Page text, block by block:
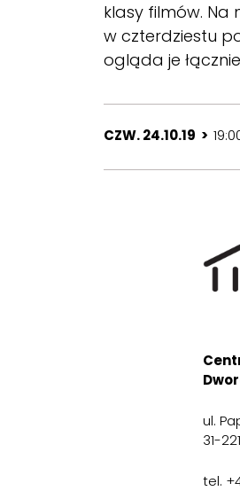
klasy filmów.
w czterdziestu
ogląda je
CZW. 24.10.19 >
ul.
31-
tel.